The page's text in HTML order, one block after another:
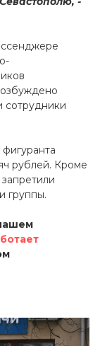
сотрудники
рублей. Кроме
группы.